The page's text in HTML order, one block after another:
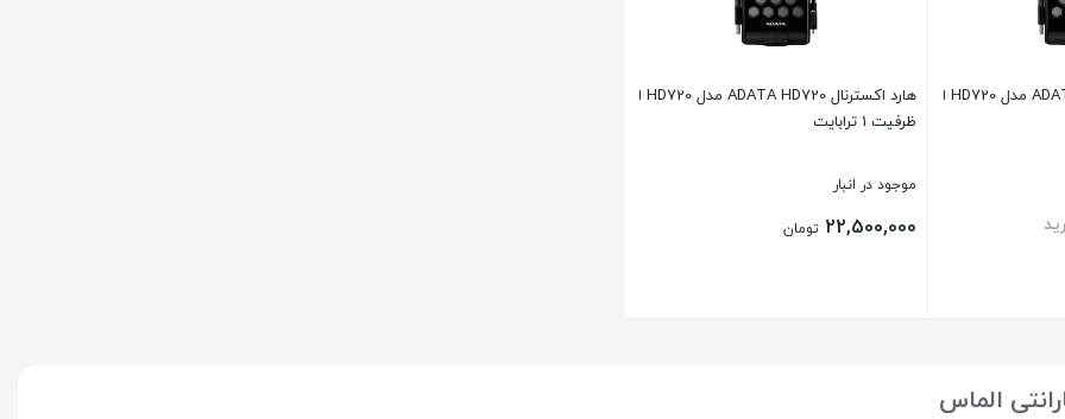
هارد اکسترنال ADATA HD720 مدل HD720 ا
هارد اکسترنال ADATA HD720 مدل HD720 ا
ظرفیت 1 ترابایت
موجود در انبار
22,500,000 تومان
الماس